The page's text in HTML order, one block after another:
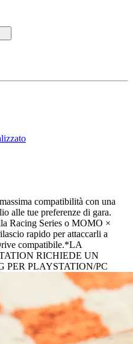
compatibilità con una
alle tue preferenze di gara.
Racing Series o MOMO ×
rapido per attaccarli a
compatibile.*LA
RICHIEDE UN
PER PLAYSTATION/PC